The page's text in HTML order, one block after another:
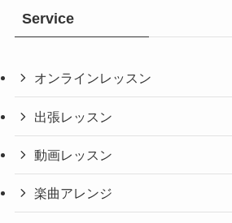
Service
オンラインレッスン
出張レッスン
動画レッスン
楽曲アレンジ